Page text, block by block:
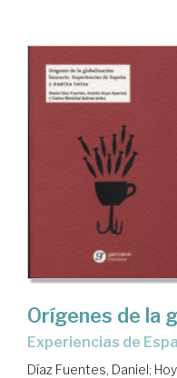
Orígenes de la
experiencias de
Díaz Fuentes, Daniel;